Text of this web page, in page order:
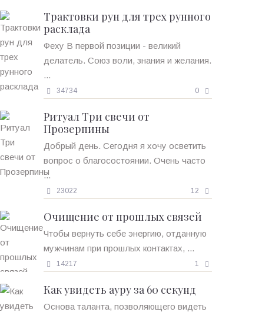
Трактовки рун для трех рунного
расклада
Феху В первой позиции - великий
делатель. Союз воли, знания и желания.
...
34734 0
Ритуал Три свечи от
Прозерпины
Добрый день. Сегодня я хочу осветить
вопрос о благосостоянии. Очень часто
...
23022 12
Очищение от прошлых связей
Чтобы вернуть себе энергию, отданную
мужчинам при прошлых контактах, ...
14217 1
Как увидеть ауру за 60 секунд
Основа таланта, позволяющего видеть